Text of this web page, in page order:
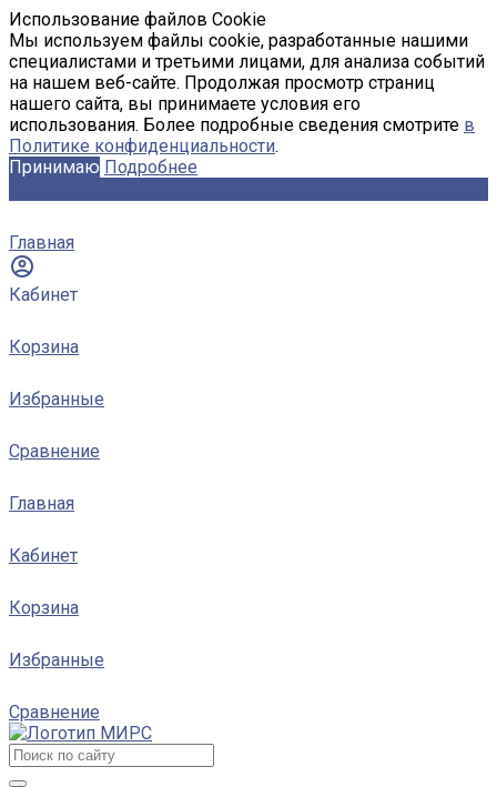
Использование файлов Cookie
Мы используем файлы cookie, разработанные нашими
специалистами и третьими лицами, для анализа событий
на нашем веб-сайте. Продолжая просмотр страниц
нашего сайта, вы принимаете условия его
использования. Более подробные сведения смотрите в
Политике конфиденциальности.
Принимаю Подробнее
Главная
Кабинет
Корзина
Избранные
Сравнение
Главная
Кабинет
Корзина
Избранные
Сравнение